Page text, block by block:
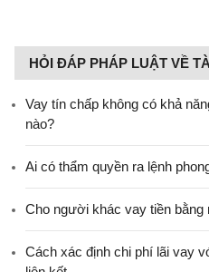
HỎI ĐÁP PHÁP LUẬT VỀ
Vay tín chấp không có khả
nào?
Ai có thẩm quyền ra lệnh
Cho người khác vay tiền bằng
Cách xác định chi phí lãi vay